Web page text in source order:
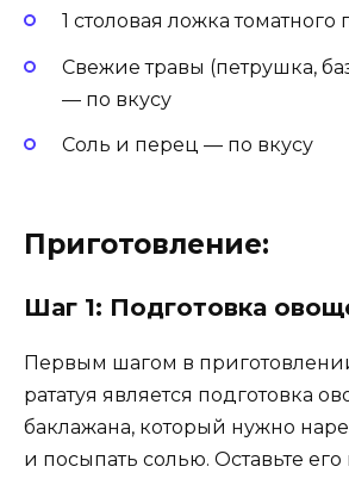
1 столовая ложка томатного
Свежие травы (петрушка,
— по вкусу
Соль и перец — по вкусу
Приготовление:
Шаг 1: Подготовка
Первым шагом в
рататуя является подготовка
баклажана, который нужно
и посыпать солью. Оставьте его